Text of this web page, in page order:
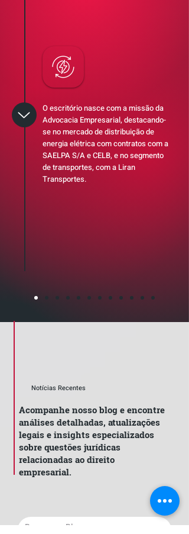
O escritório nasce com a missão da
Advocacia Empresarial, destacando-
se no mercado de distribuição de
energia elétrica com contratos com a
SAELPA S/A e CELB, e no segmento
de transportes, com a Liran
Transportes.
Notícias Recentes
Acompanhe nosso blog e encontre
análises detalhadas, atualizações
legais e insights especializados
sobre questões jurídicas
relacionadas ao direito
empresarial.